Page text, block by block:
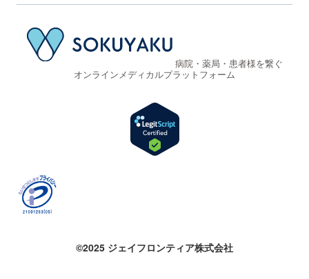
病院・薬局・患者様を繋ぐ
オンラインメディカルプラットフォーム
©2025 ジェイフロンティア株式会社